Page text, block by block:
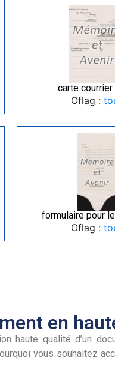
carte
Oflag :
formulaire pour
Oflag :
en
haute qualité d’un
vous souhaitez